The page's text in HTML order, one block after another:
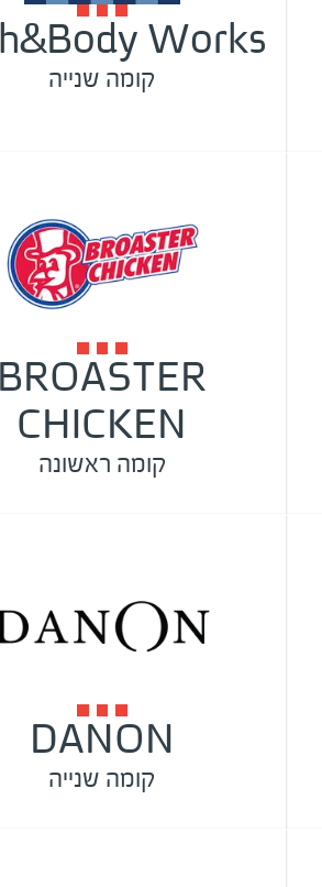
Works
קומה שנייה
BROASTER
CHICKEN
קומה ראשונה
DANON
קומה שנייה